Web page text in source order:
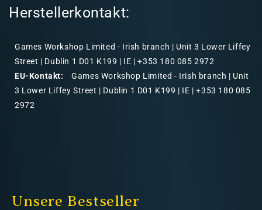
Herstellerkontakt:
Games Workshop Limited - Irish branch | Unit 3 Lower Liffey
Street | Dublin 1 D01 K199 | IE | +353 180 085 2972
EU-Kontakt:
Games Workshop Limited - Irish branch | Unit
3 Lower Liffey Street | Dublin 1 D01 K199 | IE | +353 180 085
2972
Unsere Bestseller